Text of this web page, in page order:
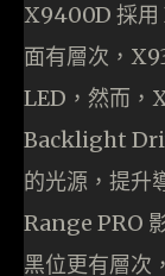
X9400D 採用
面有層次，
LED，然而，
Backlight
的光源，提
Range PRO
黑位更有層